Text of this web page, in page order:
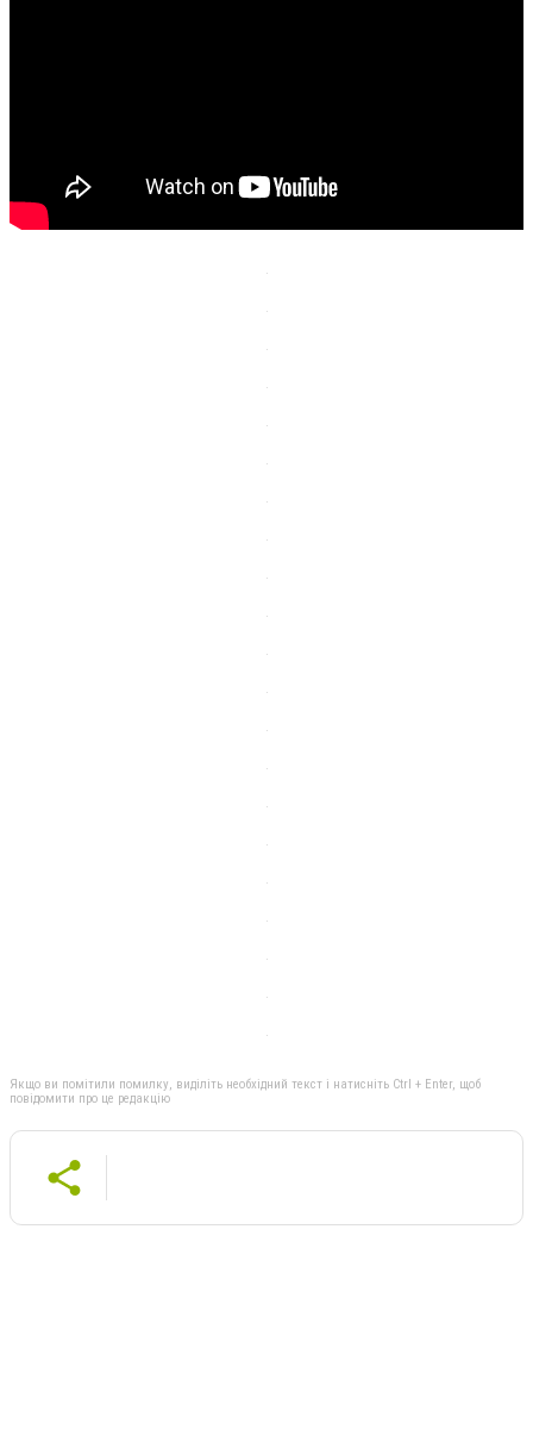
Якщо ви помітили помилку, виділіть необхідний текст і натисніть Ctrl + Enter, щоб
повідомити про це редакцію